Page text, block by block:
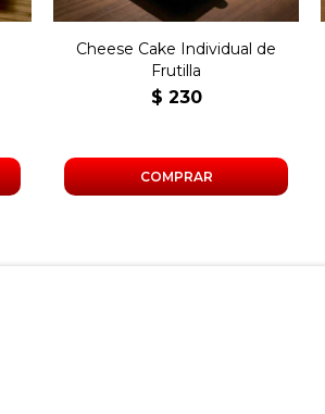
Cheese Cake Individual de
Frutilla
$ 230